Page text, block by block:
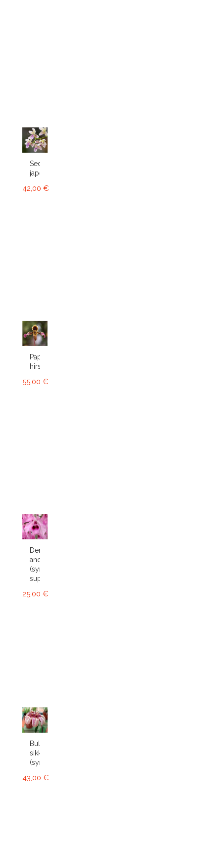
Sedirea
japonica
42,00 €
Paphiopedilum
hirsutissimum
55,00 €
Dendrobium
anosmum
(syn.
superbum)
25,00 €
Bulbophyllum
sikkimense
(syn....
43,00 €